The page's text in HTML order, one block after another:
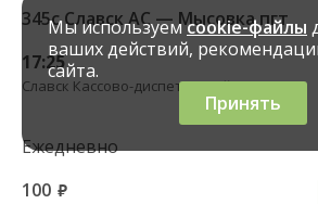
345с Славск АС — Мысовка пгт
17:25
Славск Кассово-диспетчрский пункт
Ежедневно
100 руб.
Мы используемcookie-файлы
ваших действий,
сайта.
Принять